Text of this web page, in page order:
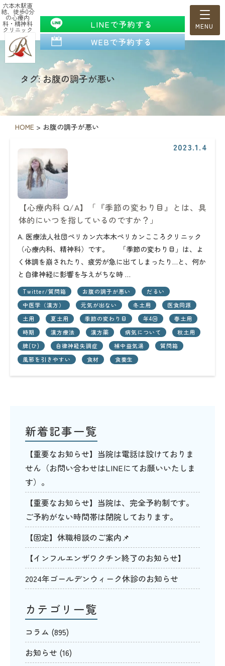
六本木駅直
結、徒歩0分
の心療内
科・精神科
クリニック
LINEで予約する
WEBで予約する
タグ: お腹の調子が悪い
HOME > お腹の調子が悪い
2023.1.4
【心療内科 Q/A】「『季節の変わり目』とは、具
体的にいつを指しているのですか？」
A. 医療法人社団ペリカン六本木ペリカンこころクリニック
（心療内科、精神科）です。 「季節の変わり目」は、よ
く体調を崩されたり、疲労が急に出てしまったり…と、何か
と自律神経に影響を与えがちな時 …
Twitter/質問箱 お腹の調子が悪い
だるい
中医学（漢方）
元気が出ない 冬土用
医食同源
土用
夏土用 季節の変わり目 年4回
春土用
時期
漢方療法 漢方薬 病気について
秋土用
脾(ひ)
自律神経失調症 補中益気湯
質問箱
風邪を引きやすい
食材 食養生
新着記事一覧
【重要なお知らせ】当院は電話は設けておりま
せん（お問い合わせはLINEにてお願いいたしま
す）。
【重要なお知らせ】当院は、完全予約制です。
ご予約がない時間帯は閉院しております。
【固定】休職相談のご案内📌
【インフルエンザワクチン終了のお知らせ】
2024年ゴールデンウィーク休診のお知らせ
カテゴリ一覧
コラム (895)
お知らせ (16)